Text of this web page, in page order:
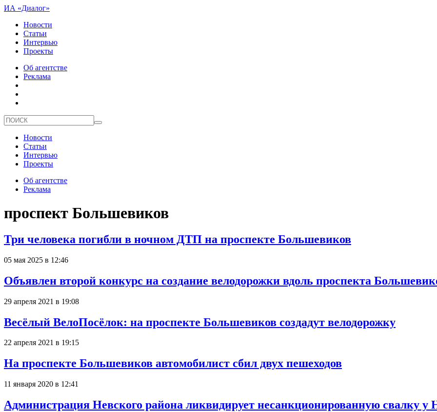
ИА «Диалог»
Новости
Статьи
Интервью
Проекты
Об агентстве
Реклама
Новости
Статьи
Интервью
Проекты
Об агентстве
Реклама
проспект Большевиков
Три человека погибли в ночном ДТП на проспекте Большевиков
05 мая 2025 в 12:46
Объявлен второй конкурс на создание велодорожки вдоль проспекта
29 апреля 2021 в 19:08
Весёлый ВелоПосёлок: на проспекте Большевиков создадут велодорожку
22 апреля 2021 в 19:15
На проспекте Большевиков автомобилист сбил двух пешеходов
11 января 2020 в 12:41
Администрация Невского района ликвидирует несанкционированную свалку у